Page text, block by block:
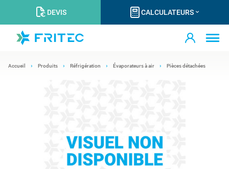
DEVIS CALCULATEURS
Accueil Produits Réfrigération Évaporateurs à air Pièces détachées